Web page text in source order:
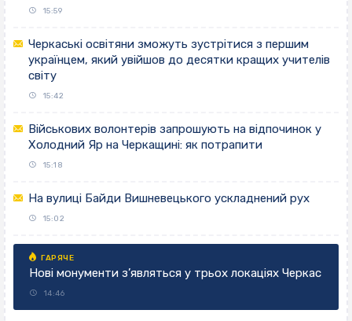
15:59
Черкаські освітяни зможуть зустрітися з першим
українцем, який увійшов до десятки кращих учителів
світу
15:42
Військових волонтерів запрошують на відпочинок у
Холодний Яр на Черкащині: як потрапити
15:18
На вулиці Байди Вишневецького ускладнений рух
15:02
Нові монументи з’являться у трьох локаціях Черкас
14:46